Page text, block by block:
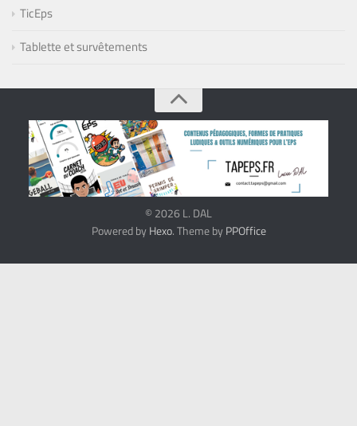
TicEps
Tablette et survêtements
© 2026 L. DAL
Powered byHexo. Theme byPPOffice